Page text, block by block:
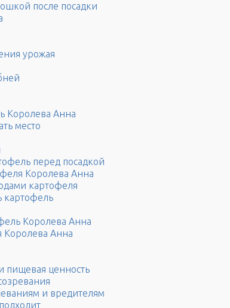
после посадки
урожая
Королева Анна
место
перед посадкой
Королева Анна
картофеля
картофель
Королева Анна
Королева Анна
пищевая ценность
и вредителям